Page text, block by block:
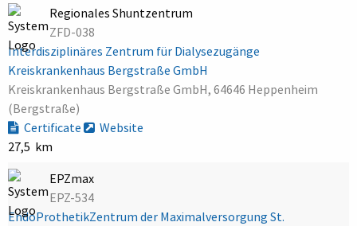
Regionales Shuntzentrum
ZFD-038
Interdisziplinäres Zentrum für Dialysezugänge
Kreiskrankenhaus Bergstraße GmbH
Kreiskrankenhaus Bergstraße GmbH, 64646 Heppenheim
(Bergstraße)
Certificate
Website
27,5 km
EPZmax
EPZ-534
EndoProthetikZentrum der Maximalversorgung St.